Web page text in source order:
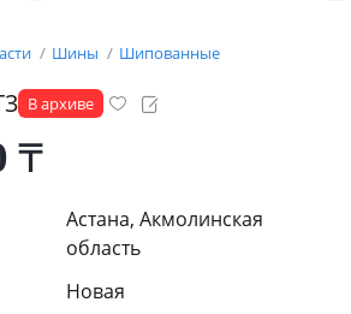
Шины Шипованные
В архиве
₸
Астана, Акмолинская
область
Новая